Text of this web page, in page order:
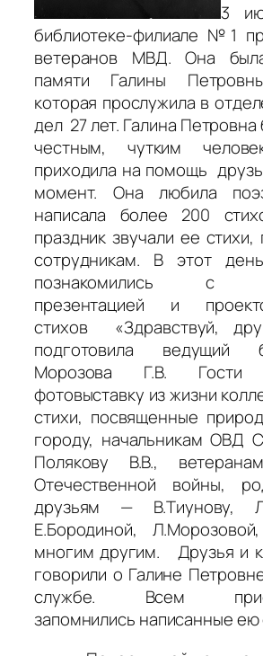
3
библиотеке-филиале №1
ветеранов МВД. Она
памяти Галины
которая прослужила в
дел 27 лет. Галина
честным, чутким
приходила на помощь
момент. Она любила
написала более 200
праздник звучали ее
сотрудникам. В этот
познакомились с
презентацией и
стихов «Здравствуй,
подготовила ведущий
Морозова Г.В. Гости
фотовыставку из жизни
стихи, посвященные
городу, начальникам ОВД
Полякову В.В.,
Отечественной войны,
друзьям — В.Тиунову,
Е.Бородиной,
многим другим. Друзья и
говорили о Галине
службе. Всем
запомнились написанные ею